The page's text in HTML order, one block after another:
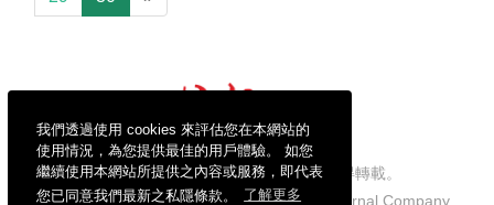
我們透過使用 cookies 來評估您在本網站的
使用情況，為您提供最佳的用戶體驗。 如您
繼續使用本網站所提供之內容或服務，即代表
您已同意我們最新之私隱條款。
了解更多
信報財經新聞有限公司版權所有，不得轉載。
Copyright © 2026 Hong Kong Economic Journal Company